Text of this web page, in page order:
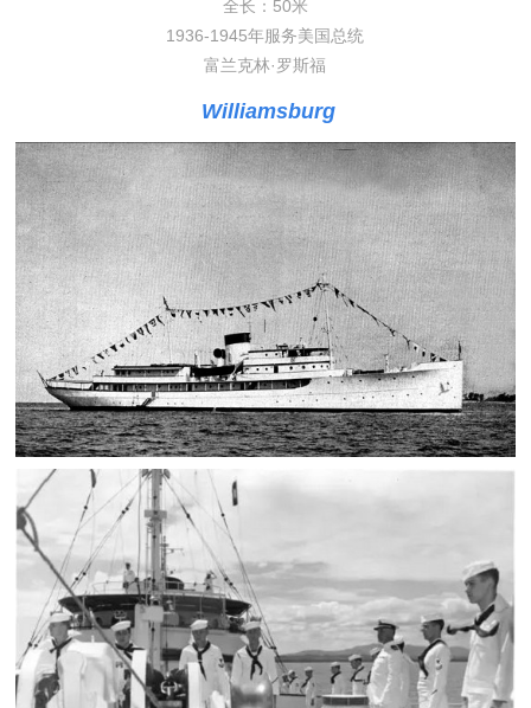
全长：50米
1936-1945年服务美国总统
富兰克林·罗斯福
Williamsburg